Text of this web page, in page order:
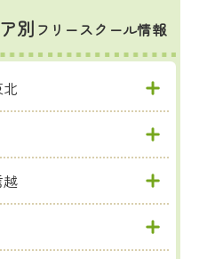
別 フリースクール情報